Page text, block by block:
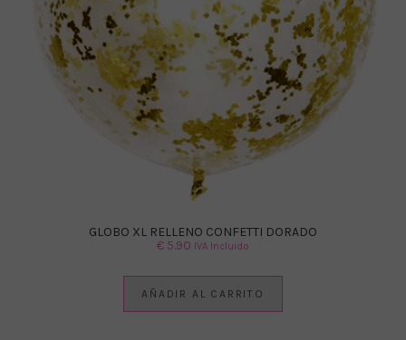
GLOBO XL RELLENO CONFETTI DORADO
€ 5.90 IVA Incluido
AÑADIR AL CARRITO